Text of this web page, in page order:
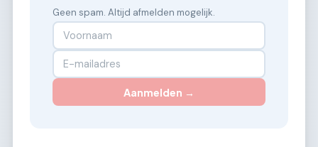
Geen spam. Altijd afmelden mogelijk.
Aanmelden →